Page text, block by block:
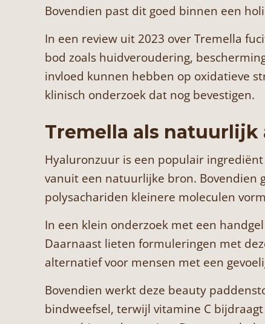
Bovendien past dit goed binnen een
In een review uit 2023 over Tremella
bod zoals huidveroudering,
invloed kunnen hebben op oxidatieve
klinisch onderzoek dat nog bevestigen.
Tremella als
Hyaluronzuur is een populair
vanuit een natuurlijke bron. Bovendien
polysachariden kleinere moleculen
In een klein onderzoek met een
Daarnaast lieten formuleringen met
alternatief voor mensen met een
Bovendien werkt deze beauty
bindweefsel, terwijl vitamine C